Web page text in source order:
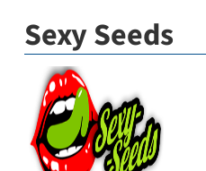
Sexy Seeds